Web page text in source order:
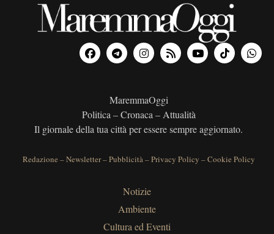
MaremmaOggi
Politica – Cronaca – Attualità
Il giornale della tua città per essere sempre aggiornato.
Redazione –Newsletter–Pubblicità–Privacy Policy –Cookie Policy
Notizie
Ambiente
Cultura ed Eventi